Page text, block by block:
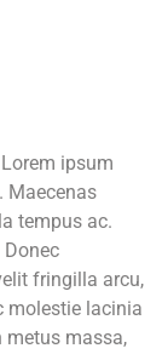
ipsum
Maecenas
tempus ac.
fringilla arcu,
molestie lacinia
metus massa,